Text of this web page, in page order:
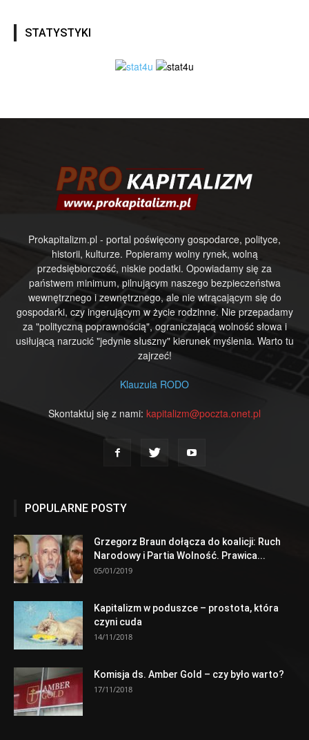
STATYSTYKI
Prokapitalizm.pl - portal poświęcony gospodarce, polityce,
historii, kulturze. Popieramy wolny rynek, wolną
przedsiębiorczość, niskie podatki. Opowiadamy się za
państwem minimum, pilnującym naszego bezpieczeństwa
wewnętrznego i zewnętrznego, ale nie wtrącającym się do
gospodarki, czy ingerującym w życie rodzinne. Nie przepadamy
za "polityczną poprawnością", ograniczającą wolność słowa i
usiłującą narzucić "jedynie słuszny" kierunek myślenia. Warto tu
zajrzeć!
Klauzula RODO
Skontaktuj się z nami: kapitalizm@poczta.onet.pl
POPULARNE POSTY
Grzegorz Braun dołącza do koalicji: Ruch
Narodowy i Partia Wolność. Prawica...
05/01/2019
Kapitalizm w poduszce – prostota, która
czyni cuda
14/11/2018
Komisja ds. Amber Gold – czy było warto?
17/11/2018